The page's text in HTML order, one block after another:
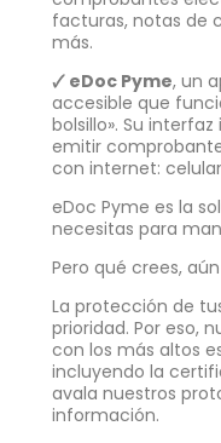
facturas, notas de
más.
🗸 eDoc Pyme, un
accesible que
bolsillo». Su
emitir
con internet:
eDoc Pyme es la
necesitas para
Pero qué crees,
La protección de
prioridad. Por eso,
con los más altos
incluyendo la
avala nuestros
información.